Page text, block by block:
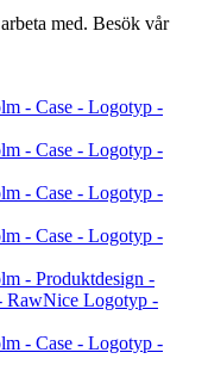
med. Besök vår